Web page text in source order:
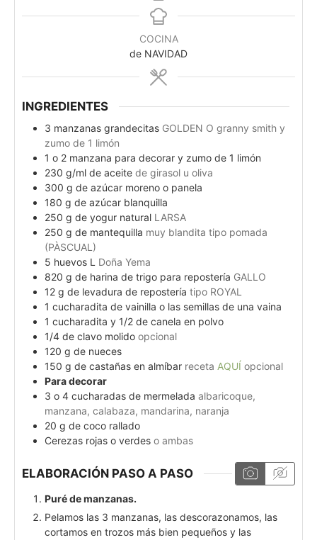
COCINA
de NAVIDAD
INGREDIENTES
3 manzanas grandecitas GOLDEN O granny smith y
zumo de 1 limón
1 o 2 manzana para decorar y zumo de 1 limón
230 g/ml de aceite de girasol u oliva
300 g de azúcar moreno o panela
180 g de azúcar blanquilla
250 g de yogur natural LARSA
250 g de mantequilla muy blandita tipo pomada
(PÀSCUAL)
5 huevos L Doña Yema
820 g de harina de trigo para repostería GALLO
12 g de levadura de repostería tipo ROYAL
1 cucharadita de vainilla o las semillas de una vaina
1 cucharadita y 1/2 de canela en polvo
1/4 de clavo molido opcional
120 g de nueces
150 g de castañas en almíbar receta AQUÍ opcional
Para decorar
3 o 4 cucharadas de mermelada albaricoque,
manzana, calabaza, mandarina, naranja
20 g de coco rallado
Cerezas rojas o verdes o ambas
ELABORACIÓN PASO A PASO
Puré de manzanas.
Pelamos las 3 manzanas, las descorazonamos, las
cortamos en trozos más bien pequeños y las